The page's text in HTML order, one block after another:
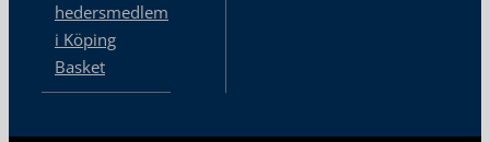
hedersmedlem
i Köping
Basket